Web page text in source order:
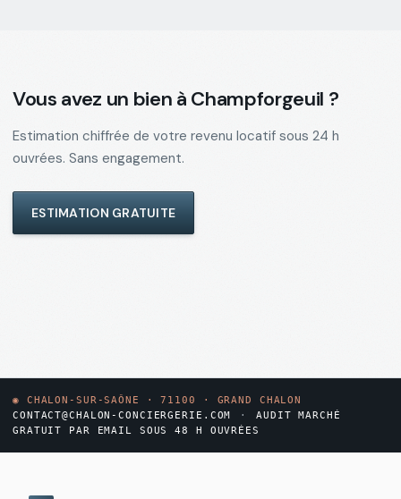
Vous avez un bien à Champforgeuil ?
Estimation chiffrée de votre revenu locatif sous 24 h
ouvrées. Sans engagement.
ESTIMATION GRATUITE
◉ CHALON-SUR-SAÔNE · 71100 · GRAND CHALON
CONTACT@CHALON-CONCIERGERIE.COM
·
AUDIT MARCHÉ
GRATUIT PAR EMAIL SOUS 48 H OUVRÉES